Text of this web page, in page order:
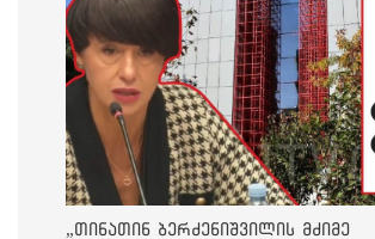
„თინათინ ბერძენიშვილის მძიმე